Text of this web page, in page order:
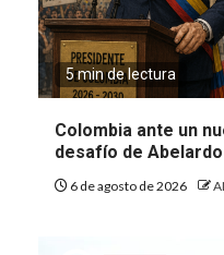
5 min de lectura
Colombia ante un
desafío de
6 de agosto de 2026